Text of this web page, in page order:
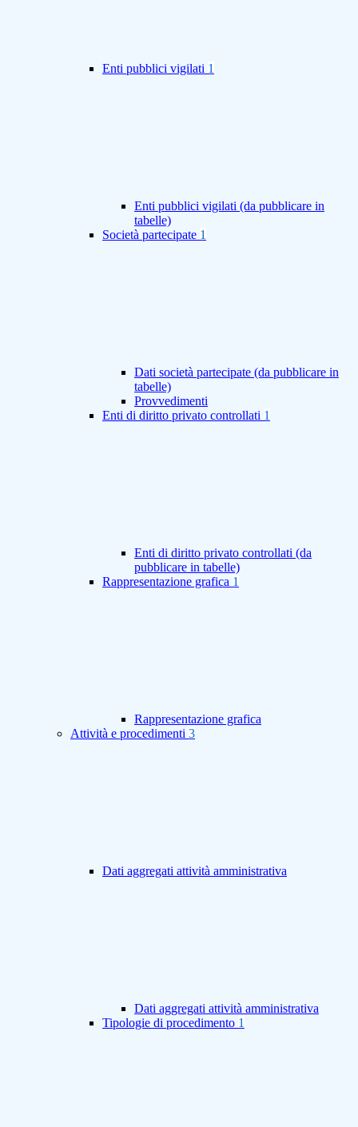
Enti pubblici vigilati 1
Enti pubblici vigilati (da pubblicare in
tabelle)
Società partecipate 1
Dati società partecipate (da pubblicare in
tabelle)
Provvedimenti
Enti di diritto privato controllati 1
Enti di diritto privato controllati (da
pubblicare in tabelle)
Rappresentazione grafica 1
Rappresentazione grafica
Attività e procedimenti 3
Dati aggregati attività amministrativa
Dati aggregati attività amministrativa
Tipologie di procedimento 1